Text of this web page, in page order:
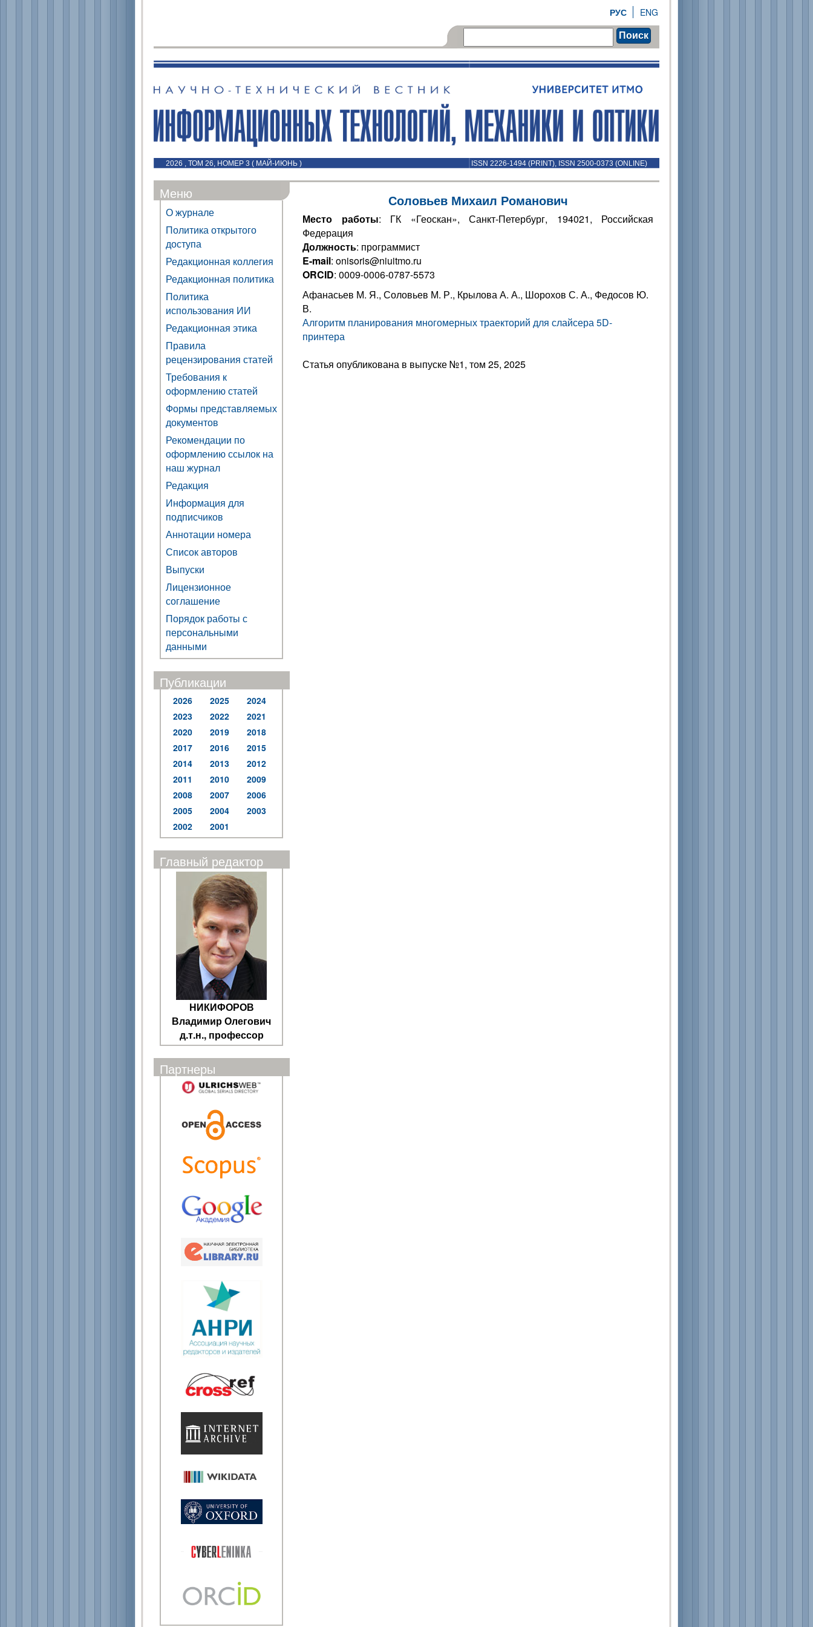
ENG
РУС
Поиск
2026 , ТОМ 26, НОМЕР 3 ( МАЙ-ИЮНЬ ) ISSN 2226-1494 (PRINT), ISSN 2500-0373 (ONLINE)
Меню
О журнале
Политика открытого
доступа
Редакционная коллегия
Редакционная политика
Политика
использования ИИ
Редакционная этика
Правила
рецензирования статей
Требования к
оформлению статей
Формы представляемых
документов
Рекомендации по
оформлению ссылок на
наш журнал
Редакция
Информация для
подписчиков
Аннотации номера
Список авторов
Выпуски
Лицензионное
соглашение
Порядок работы с
персональными
данными
Публикации
2026 2025
2024
2023
2022
2021
2020
2019
2018
2017
2016
2015
2014
2013
2012
2011
2010
2009
2008
2007
2006
2005
2004
2003
2002
2001
Главный редактор
НИКИФОРОВ
Владимир Олегович
д.т.н., профессор
Партнеры
Соловьев Михаил Романович
Место работы: ГК «Геоскан», Санкт-Петербург, 194021, Российская
Федерация
Должность: программист
E-mail: onisoris@niuitmo.ru
ORCID: 0009-0006-0787-5573
Афанасьев М. Я., Соловьев М. Р., Крылова А. А., Шорохов С. А., Федосов Ю.
В.
Алгоритм планирования многомерных траекторий для слайсера 5D-
принтера
Статья опубликована в выпуске №1, том 25, 2025